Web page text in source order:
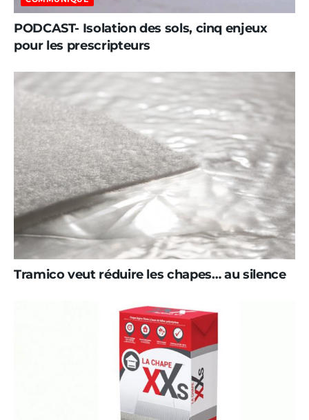
PODCAST- Isolation des sols, cinq enjeux
pour les prescripteurs
Tramico veut réduire les chapes… au silence